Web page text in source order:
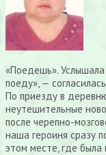
«Поедешь».
поеду», —
По приезду в
неутешительные
после черепно-
наша героиня сразу
этом месте, где